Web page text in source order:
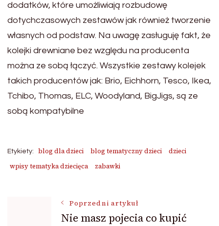
dodatków, które umożliwiają rozbudowę
dotychczasowych zestawów jak również tworzenie
własnych od podstaw. Na uwagę zasługuję fakt, że
kolejki drewniane bez względu na producenta
można ze sobą łączyć. Wszystkie zestawy kolejek
takich producentów jak: Brio, Eichhorn, Tesco, Ikea,
Tchibo, Thomas, ELC, Woodyland, BigJigs, są ze
sobą kompatybilne
Etykiety: blog dla dzieci blog tematyczny dzieci
dzieci
wpisy tematyka dziecięca
zabawki
NawigacjaPoprzedni artykuł
Nie masz pojecia co kupić